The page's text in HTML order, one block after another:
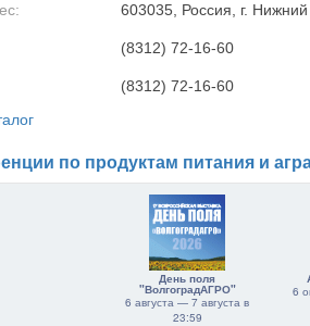
603035, Россия, г.
(8312) 72-16-60
(8312) 72-16-60
по продуктам питания и
День поля
"ВолгоградАГРО"
6 августа — 7 августа в
23:59
6